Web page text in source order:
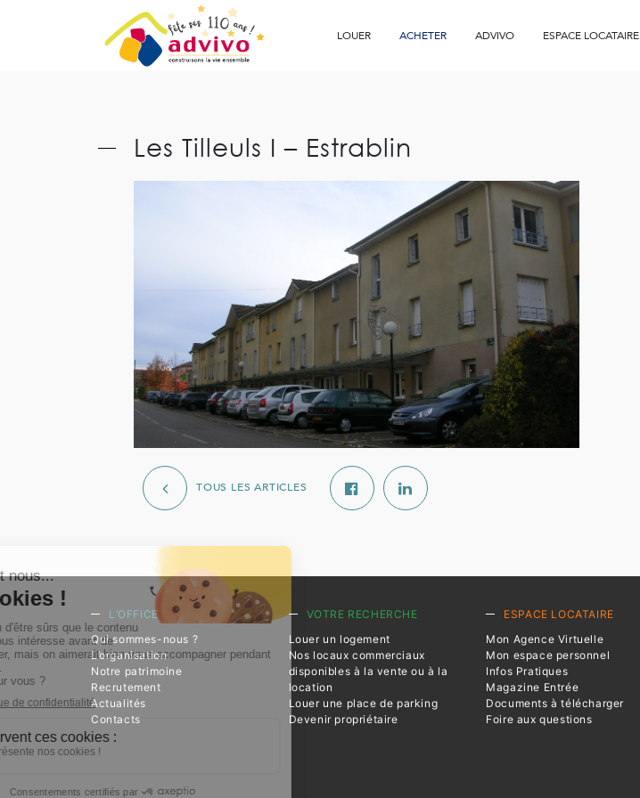
LOUER ACHETER ADVIVO ESPACE LOCATAIRE
Les Tilleuls I – Estrablin
TOUS LES ARTICLES
L’OFFICE
Qui sommes-nous ?
L’organisation
Notre patrimoine
Recrutement
Actualités
Contacts
VOTRE RECHERCHE
Louer un logement
Nos locaux commerciaux
disponibles à la vente ou à la
location
Louer une place de parking
Devenir propriétaire
ESPACE LOCATAIRE
Mon Agence Virtuelle
Mon espace personnel
Infos Pratiques
Magazine Entrée
Documents à télécharger
Foire aux questions